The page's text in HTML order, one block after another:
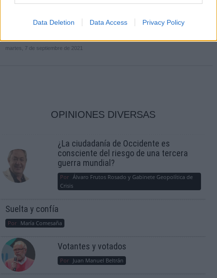
Data Deletion Data Access Privacy Policy
La vicesecretaria del PSOE ha explicado así su relevo
consensuada con Pedro Sánchez
Más artículos de este autor
martes, 7 de septiembre de 2021
OPINIONES DIVERSAS
¿La ciudadanía de Occidente es
consciente del riesgo de una tercera
guerra mundial?
Por Álvaro Frutos Rosado y Gabinete Geopolítica de
Crisis
Suelta y confía
Por María Comesaña
Votantes y votados
Por Juan Manuel Beltrán